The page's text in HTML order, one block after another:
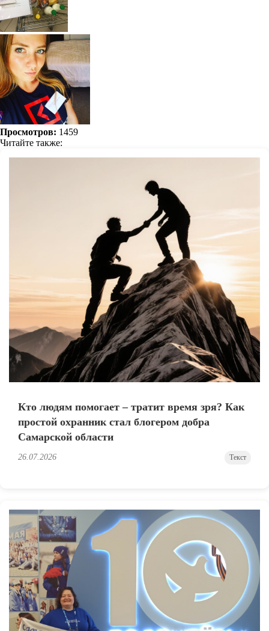
Просмотров: 1459
Читайте также:
Кто людям помогает – тратит время зря? Как
простой охранник стал блогером добра
Самарской области
26.07.2026 Текст